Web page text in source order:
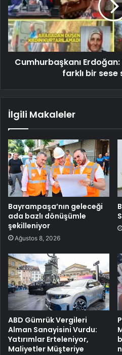
Cumhurbaşkanı
farklı bir
İlgili Makaleler
Bayrampaşa’nın geleceği
ada bazlı dönüşümle
şekilleniyor
Ağustos 8, 2026
ABD Gümrük Vergileri
Alman Sanayisini Vurdu:
Yatırımlar Erteleniyor,
Maliyetler Müşteriye